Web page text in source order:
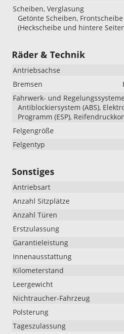
Scheiben, Verglasung
Getönte Scheiben,
(Heckscheibe und hintere
Räder & Technik
Antriebsachse
Bremsen
Fahrwerk- und Regelungssysteme
Antiblockiersystem (ABS),
Programm (ESP),
Felgengröße
Felgentyp
Sonstiges
Antriebsart
Anzahl Sitzplätze
Anzahl Türen
Erstzulassung
Garantieleistung
Innenausstattung
Kilometerstand
Leergewicht
Nichtraucher-Fahrzeug
Polsterung
Tageszulassung